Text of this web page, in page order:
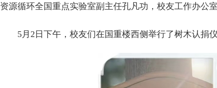
资源循环全国重点实验室副主任孔凡功，校友工作办公
5月2日下午，校友们在国重楼西侧举行了树木认捐